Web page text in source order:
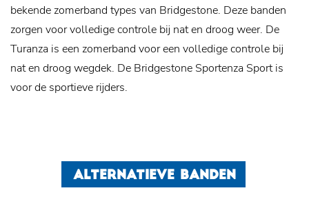
bekende zomerband types van Bridgestone. Deze banden
zorgen voor volledige controle bij nat en droog weer. De
Turanza is een zomerband voor een volledige controle bij
nat en droog wegdek. De Bridgestone Sportenza Sport is
voor de sportieve rijders.
ALTERNATIEVE BANDEN